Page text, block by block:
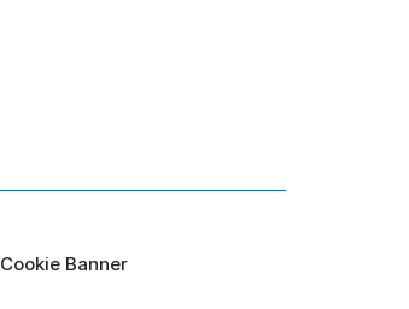
Cookie Banner